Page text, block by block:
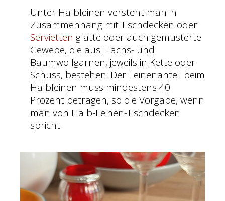
Unter Halbleinen versteht man in
Zusammenhang mit Tischdecken oder
Servietten glatte oder auch gemusterte
Gewebe, die aus Flachs- und
Baumwollgarnen, jeweils in Kette oder
Schuss, bestehen. Der Leinenanteil beim
Halbleinen muss mindestens 40
Prozent betragen, so die Vorgabe, wenn
man von Halb-Leinen-Tischdecken
spricht.